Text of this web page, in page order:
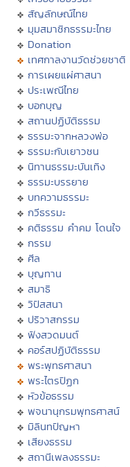
สัญลักษณ์ไทย
มุมสมาชิกธรรมะไทย
Donation
เทศกาลงานวัดช่วยชาติ
การเผยแผ่ศาสนา
ประเพณีไทย
บอกบุญ
สถานปฏิบัติธรรม
ธรรมะจากหลวงพ่อ
ธรรมะกับเยาวชน
นิทานธรรมะบันเทิง
ธรรมะบรรยาย
บทความธรรมะ
กวีธรรมะ
คติธรรม คำคม โดนใจ
กรรม
ศีล
บุญทาน
สมาธิ
วิปัสสนา
ปริวาสกรรม
ฟังสวดมนต์
คอร์สปฏิบัติธรรม
พระพุทธศาสนา
พระไตรปิฏก
หัวข้อธรรม
พจนานุกรมพุทธศาสน์
มิลินทปัญหา
เสียงธรรม
สถานีเพลงธรรมะ